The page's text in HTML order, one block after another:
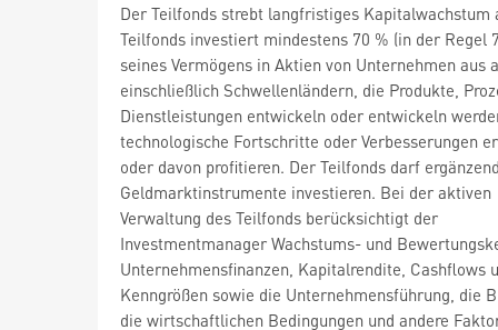
Der Teilfonds strebt langfristiges Kapitalwachstum
Teilfonds investiert mindestens 70 % (in der Regel
seines Vermögens in Aktien von Unternehmen aus
einschließlich Schwellenländern, die Produkte,
Dienstleistungen entwickeln oder entwickeln
technologische Fortschritte oder Verbesserungen
oder davon profitieren. Der Teilfonds darf
Geldmarktinstrumente investieren. Bei der aktiven
Verwaltung des Teilfonds berücksichtigt der
Investmentmanager Wachstums- und
Unternehmensfinanzen, Kapitalrendite, Cashflows
Kenngrößen sowie die Unternehmensführung, die
die wirtschaftlichen Bedingungen und andere